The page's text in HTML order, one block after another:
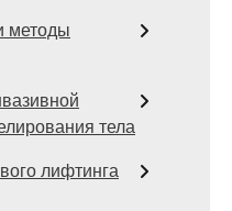
методы
тела
лифтинга